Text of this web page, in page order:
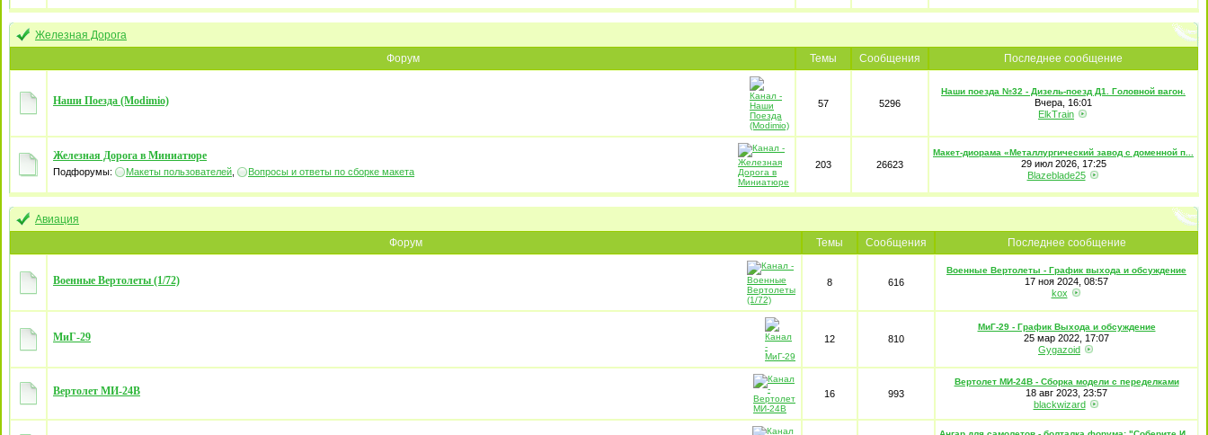
Железная Дорога
Форум
Темы Сообщения Последнее сообщение
Наши Поезда (Modimio) 57 5296
Наши поезда №32 - Дизель-поезд Д1. Головной вагон.
Вчера, 16:01
ElkTrain
Железная Дорога в Миниатюре
Подфорумы: Макеты пользователей Вопросы и ответы по сборке макета
203 26623
Макет-диорама «Металлургический завод с доменной п...
29 июл 2026, 17:25
Blazeblade25
Авиация
Форум
Темы Сообщения Последнее сообщение
Военные Вертолеты (1/72) 8 616
Военные Вертолеты - График выхода и обсуждение
17 ноя 2024, 08:57
kox
МиГ-29 12 810
МиГ-29 - График Выхода и обсуждение
25 мар 2022, 17:07
Gygazoid
Вертолет МИ-24В 16 993
Вертолет МИ-24В - Сборка модели с переделками
18 авг 2023, 23:57
blackwizard